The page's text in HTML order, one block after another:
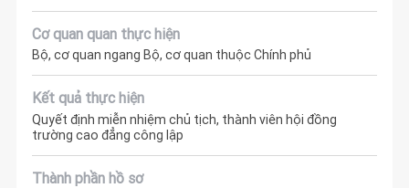
Cơ quan quan thực hiện
Bộ, cơ quan ngang Bộ, cơ quan thuộc Chính phủ
Kết quả thực hiện
Quyết định miễn nhiệm chủ tịch, thành viên hội đồng
trường cao đẳng công lập
Thành phần hồ sơ